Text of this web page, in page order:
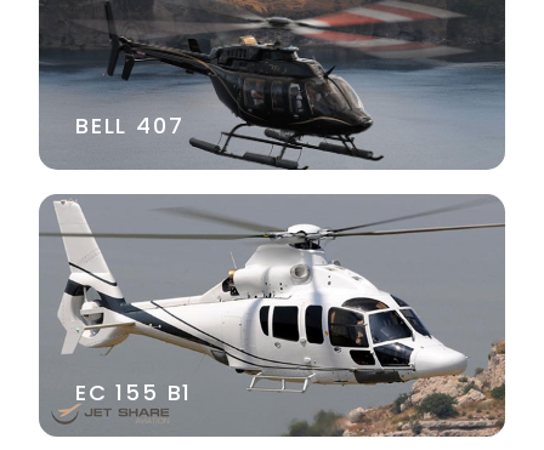
BELL 407
EC 155 B1